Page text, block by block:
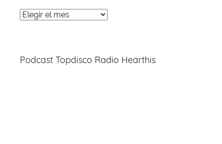
Noticias
Podcast Topdisco Radio Hearthis